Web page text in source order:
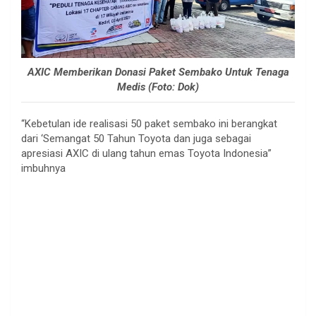
AXIC Memberikan Donasi Paket Sembako Untuk Tenaga
Medis (Foto: Dok)
“Kebetulan ide realisasi 50 paket sembako ini berangkat
dari ‘Semangat 50 Tahun Toyota dan juga sebagai
apresiasi AXIC di ulang tahun emas Toyota Indonesia”
imbuhnya